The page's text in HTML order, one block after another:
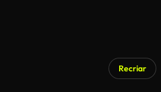
Recriar